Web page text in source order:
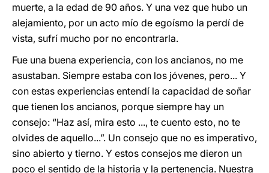
muerte, a la edad de 90 años. Y una vez que hubo un
alejamiento, por un acto mío de egoísmo la perdí de
vista, sufrí mucho por no encontrarla.
Fue una buena experiencia, con los ancianos, no me
asustaban. Siempre estaba con los jóvenes, pero... Y
con estas experiencias entendí la capacidad de soñar
que tienen los ancianos, porque siempre hay un
consejo: “Haz así, mira esto ..., te cuento esto, no te
olvides de aquello...”. Un consejo que no es imperativo,
sino abierto y tierno. Y estos consejos me dieron un
poco el sentido de la historia y la pertenencia. Nuestra